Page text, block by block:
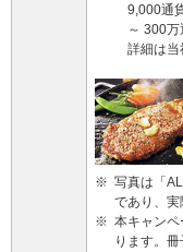
9,000通
～ 300
詳細は当
※ 写真は「
であり、実
※ 本キャン
ります。